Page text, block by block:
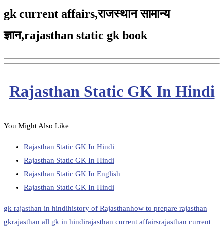
gk current affairs,राजस्थान सामान्य
ज्ञान,rajasthan static gk book
Rajasthan Static GK In Hindi
You Might Also Like
Rajasthan Static GK In Hindi
Rajasthan Static GK In Hindi
Rajasthan Static GK In English
Rajasthan Static GK In Hindi
gk rajasthan in hindihistory of Rajasthanhow to prepare rajasthan
gkrajasthan all gk in hindirajasthan current affairsrajasthan current